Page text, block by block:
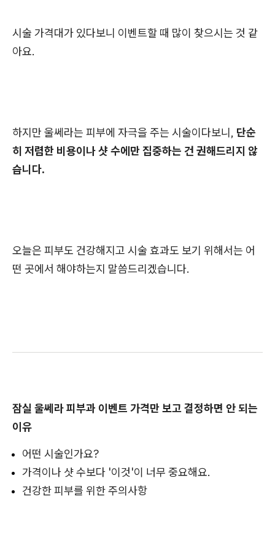
시술 가격대가 있다보니 이벤트할 때 많이 찾으시는 것 같
아요.
하지만 울쎄라는 피부에 자극을 주는 시술이다보니, 단순
히 저렴한 비용이나 샷 수에만 집중하는 건 권해드리지 않
습니다.
오늘은 피부도 건강해지고 시술 효과도 보기 위해서는 어
떤 곳에서 해야하는지 말씀드리겠습니다.
잠실 울쎄라 피부과 이벤트 가격만 보고 결정하면 안 되는
이유
어떤 시술인가요?
가격이나 샷 수보다 '이것'이 너무 중요해요.
건강한 피부를 위한 주의사항